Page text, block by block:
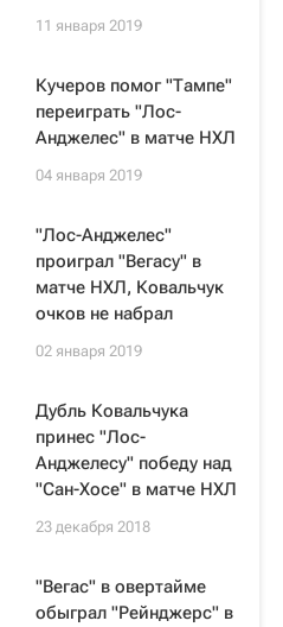
11 января 2019
Кучеров помог "Тампе"
переиграть "Лос-
Анджелес" в матче НХЛ
04 января 2019
"Лос-Анджелес"
проиграл "Вегасу" в
матче НХЛ, Ковальчук
очков не набрал
02 января 2019
Дубль Ковальчука
принес "Лос-
Анджелесу" победу над
"Сан-Хосе" в матче НХЛ
23 декабря 2018
"Вегас" в овертайме
обыграл "Рейнджерс" в